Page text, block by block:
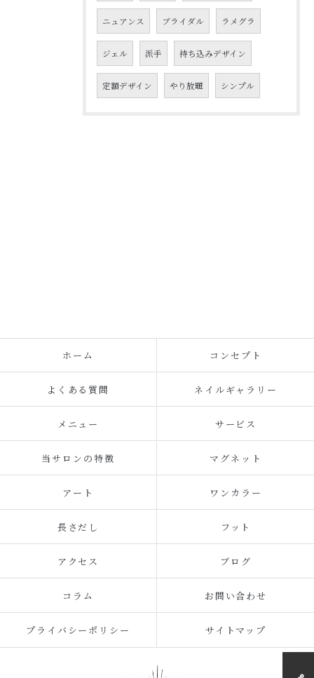
ニュアンス ブライダル ラメグラ
ジェル 派手 持ち込みデザイン
定額デザイン やり放題 シンプル
ホーム コンセプト
よくある質問 ネイルギャラリー
メニュー サービス
当サロンの特徴 マグネット
アート ワンカラー
長さだし フット
アクセス ブログ
コラム お問い合わせ
プライバシーポリシー サイトマップ